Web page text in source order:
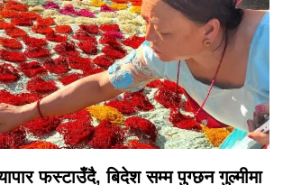
फस्टाउँदै, बिदेश सम्म पुग्छन गुल्मीमा